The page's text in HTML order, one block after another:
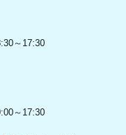
～17:30
～17:30